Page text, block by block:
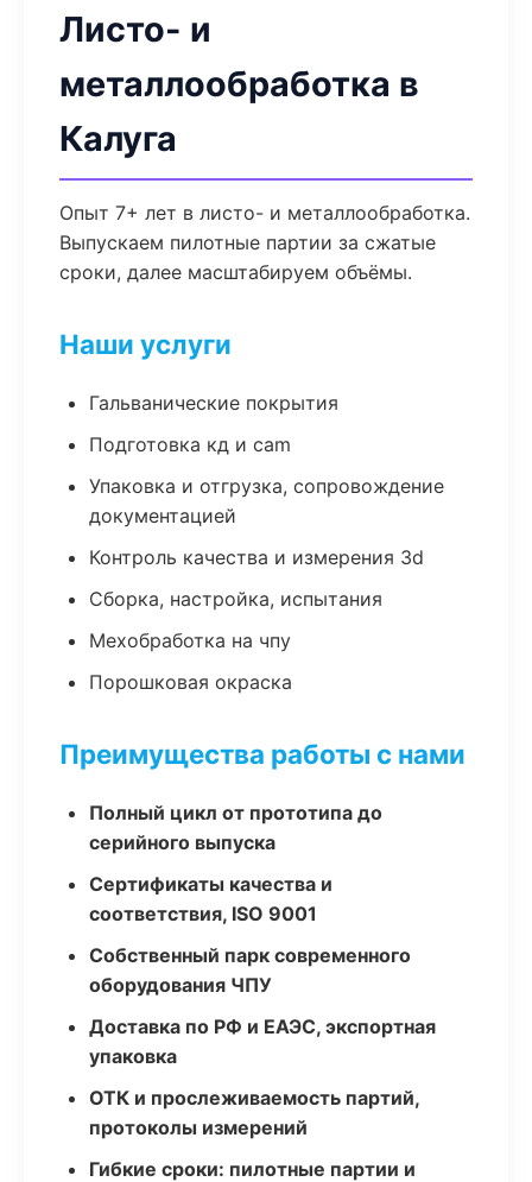
Листо- и
металлообработка в
Калуга
Опыт 7+ лет в листо- и металлообработка.
Выпускаем пилотные партии за сжатые
сроки, далее масштабируем объёмы.
Наши услуги
Гальванические покрытия
Подготовка кд и cam
Упаковка и отгрузка, сопровождение
документацией
Контроль качества и измерения 3d
Сборка, настройка, испытания
Мехобработка на чпу
Порошковая окраска
Преимущества работы с нами
Полный цикл от прототипа до
серийного выпуска
Сертификаты качества и
соответствия, ISO 9001
Собственный парк современного
оборудования ЧПУ
Доставка по РФ и ЕАЭС, экспортная
упаковка
ОТК и прослеживаемость партий,
протоколы измерений
Гибкие сроки: пилотные партии и